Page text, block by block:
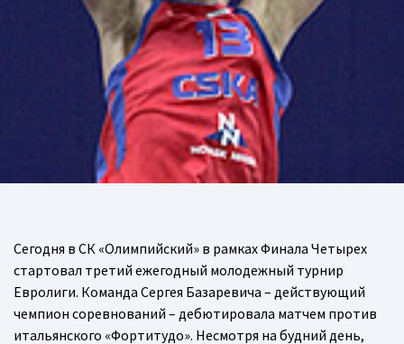
Сегодня в СК «Олимпийский» в рамках Финала Четырех
стартовал третий ежегодный молодежный турнир
Евролиги. Команда Сергея Базаревича – действующий
чемпион соревнований – дебютировала матчем против
итальянского «Фортитудо». Несмотря на будний день,